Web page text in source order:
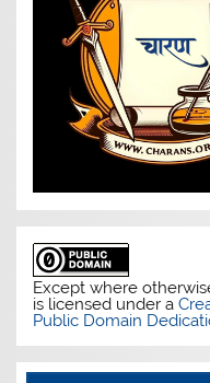
Except where
is licensed under a
Public Domain